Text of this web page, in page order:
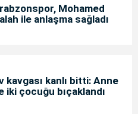
Mohamed
ile anlaşma sağladı
kavgası kanlı bitti: Anne
iki çocuğu bıçaklandı